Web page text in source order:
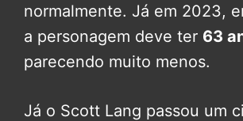
normalmente. Já em 2023,
a personagem deve ter 63
parecendo muito menos.
Já o Scott Lang passou um